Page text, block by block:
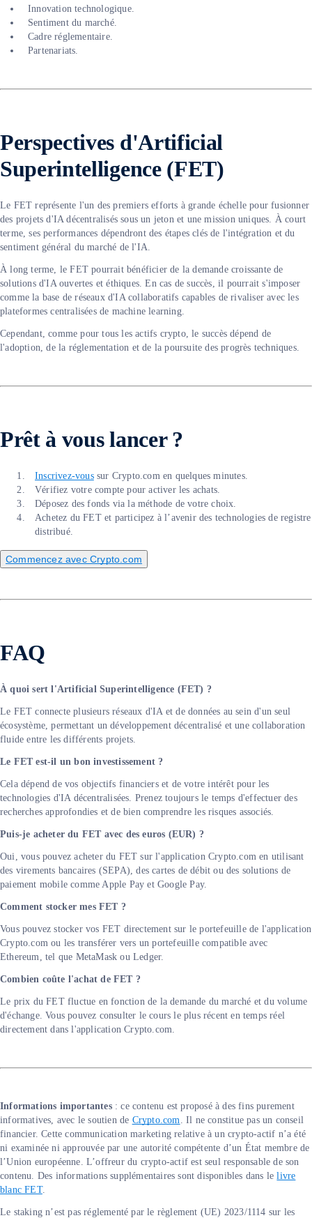
Innovation technologique.
Sentiment du marché.
Cadre réglementaire.
Partenariats.
Perspectives d'Artificial
Superintelligence (FET)
Le FET représente l'un des premiers efforts à grande échelle pour fusionner
des projets d'IA décentralisés sous un jeton et une mission uniques. À court
terme, ses performances dépendront des étapes clés de l'intégration et du
sentiment général du marché de l'IA.
À long terme, le FET pourrait bénéficier de la demande croissante de
solutions d'IA ouvertes et éthiques. En cas de succès, il pourrait s'imposer
comme la base de réseaux d'IA collaboratifs capables de rivaliser avec les
plateformes centralisées de machine learning.
Cependant, comme pour tous les actifs crypto, le succès dépend de
l'adoption, de la réglementation et de la poursuite des progrès techniques.
Prêt à vous lancer ?
Inscrivez-voussur Crypto.com en quelques minutes.
Vérifiez votre compte pour activer les achats.
Déposez des fonds via la méthode de votre choix.
Achetez du FET et participez à l’avenir des technologies de registre
distribué.
Commencez avec Crypto.com
FAQ
À quoi sert l'Artificial Superintelligence (FET) ?
Le FET connecte plusieurs réseaux d'IA et de données au sein d'un seul
écosystème, permettant un développement décentralisé et une collaboration
fluide entre les différents projets.
Le FET est-il un bon investissement ?
Cela dépend de vos objectifs financiers et de votre intérêt pour les
technologies d'IA décentralisées. Prenez toujours le temps d'effectuer des
recherches approfondies et de bien comprendre les risques associés.
Puis-je acheter du FET avec des euros (EUR) ?
Oui, vous pouvez acheter du FET sur l'application Crypto.com en utilisant
des virements bancaires (SEPA), des cartes de débit ou des solutions de
paiement mobile comme Apple Pay et Google Pay.
Comment stocker mes FET ?
Vous pouvez stocker vos FET directement sur le portefeuille de l'application
Crypto.com ou les transférer vers un portefeuille compatible avec
Ethereum, tel que MetaMask ou Ledger.
Combien coûte l'achat de FET ?
Le prix du FET fluctue en fonction de la demande du marché et du volume
d'échange. Vous pouvez consulter le cours le plus récent en temps réel
directement dans l'application Crypto.com.
Informations importantes : ce contenu est proposé à des fins purement
informatives, avec le soutien de Crypto.com
. Il ne constitue pas un conseil
financier. Cette communication marketing relative à un crypto-actif n’a été
ni examinée ni approuvée par une autorité compétente d’un État membre de
l’Union européenne. L’offreur du crypto-actif est seul responsable de son
contenu. Des informations supplémentaires sont disponibles dans lelivre
blanc FET.
Le staking n’est pas réglementé par le règlement (UE) 2023/1114 sur les